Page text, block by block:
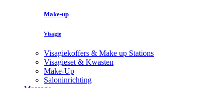
Make-up
Visagie
Visagiekoffers & Make up Stations
Visagieset & Kwasten
Make-Up
Saloninrichting